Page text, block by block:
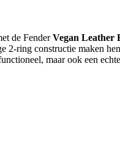
de FenderVegan Leather
ring constructie maken
maar ook een